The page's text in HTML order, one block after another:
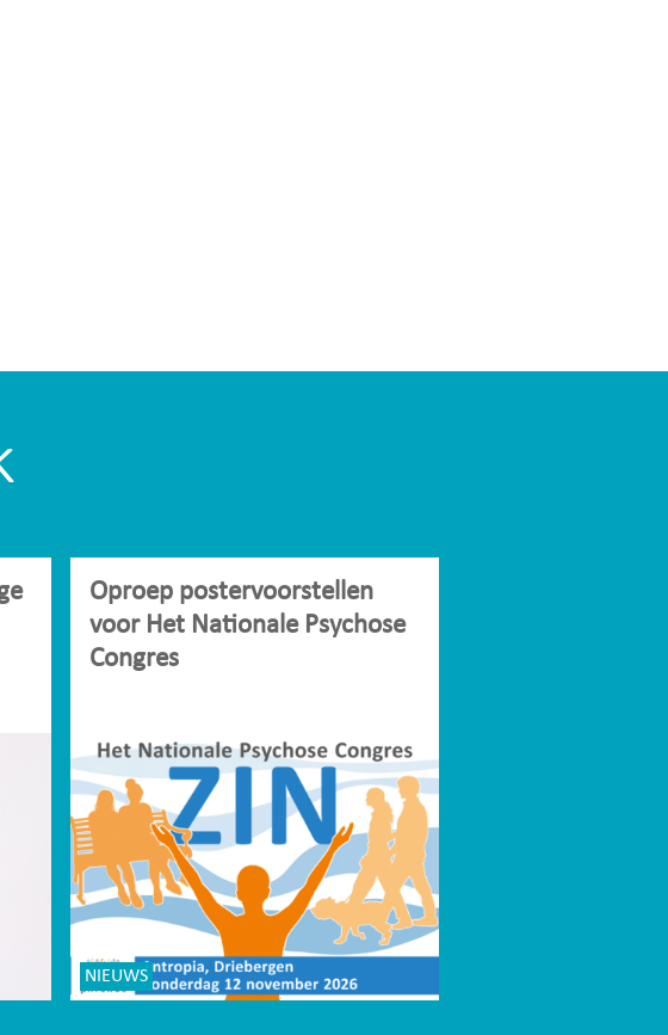
Oproep postervoorstellen
voor Het Nationale Psychose
Congres
NIEUWS